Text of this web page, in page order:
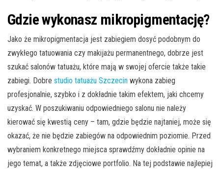
Gdzie wykonasz mikropigmentację?
Jako że mikropigmentacja jest zabiegiem dosyć podobnym do
zwykłego tatuowania czy makijażu permanentnego, dobrze jest
szukać salonów tatuażu, które mają w swojej ofercie także takie
zabiegi. Dobre studio tatuażu Szczecin wykona zabieg
profesjonalnie, szybko i z dokładnie takim efektem, jaki chcemy
uzyskać. W poszukiwaniu odpowiedniego salonu nie należy
kierować się kwestią ceny – tam, gdzie będzie najtaniej, może się
okazać, że nie będzie zabiegów na odpowiednim poziomie. Przed
wybraniem konkretnego miejsca sprawdźmy dokładnie opinie na
jego temat, a także zdjęciowe portfolio. Na tej podstawie najlepiej